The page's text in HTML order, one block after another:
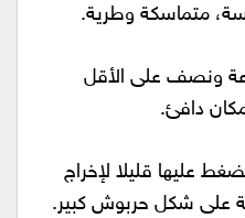
متماسكة وطرية.
ونصف على الأقل
دافئ.
عليها قليلا لإخراج
على شكل حربوش كبير.